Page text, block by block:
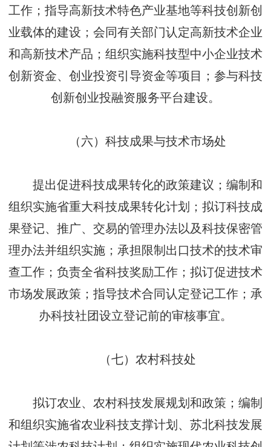
工作；指导高新技术特色产业基地等科技创新创
业载体的建设；会同有关部门认定高新技术企业
和高新技术产品；组织实施科技型中小企业技术
创新资金、创业投资引导资金等项目；参与科技
创新创业投融资服务平台建设。
（六）科技成果与技术市场处
提出促进科技成果转化的政策建议；编制和
组织实施省重大科技成果转化计划；拟订科技成
果登记、推广、交易的管理办法以及科技保密管
理办法并组织实施；承担限制出口技术的技术审
查工作；负责全省科技奖励工作；拟订促进技术
市场发展政策；指导技术合同认定登记工作；承
办科技社团设立登记前的审核事宜。
（七）农村科技处
拟订农业、农村科技发展规划和政策；编制
和组织实施省农业科技支撑计划、苏北科技发展